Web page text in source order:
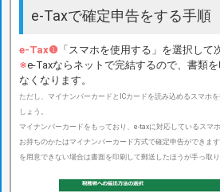
e-Taxで確定申告をする手順
e-Tax❶ 「スマホを使用する」を選択して
※e-Taxならネットで完結するので、書類
なくなります。
ただし、マイナンバーカードとICカードを読み込めるスマホ
しょう。
マイナンバーカードをもっており、e-taxに対応しているスマ
お持ちのかたはマイナンバーカード方式で確定申告ができま
を用意できない場合は書面を印刷して郵送したほうが手っ取